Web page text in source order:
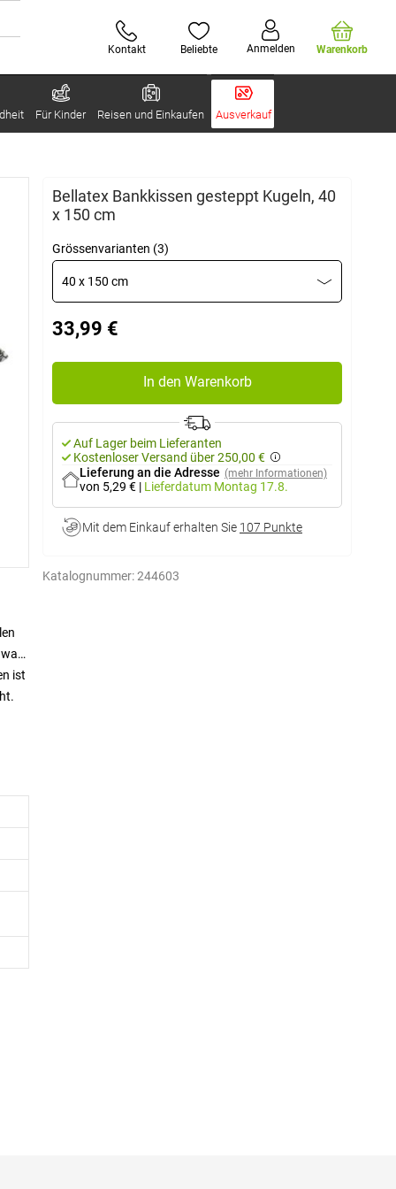
Kontakt Beliebte Anmelden Warenkorb
Für Kinder Reisen und Einkaufen Ausverkauf
Bellatex Bankkissen gesteppt Kugeln, 40
x 150 cm
Grössenvarianten (3)
40 x 150 cm
33,99 €
In den Warenkorb
Auf Lager beim Lieferanten
Kostenloser Versand über 250,00 €
Lieferung an die Adresse (mehr Informationen)
von 5,29 € | Lieferdatum Montag 17.8.
Mit dem Einkauf erhalten Sie 107 Punkte
Katalognummer:244603
ist